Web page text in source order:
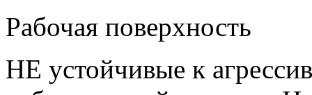
Рабочая поверхность
НЕ устойчивые к